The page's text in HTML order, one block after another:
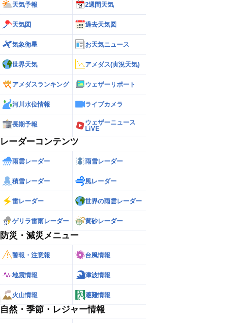
天気予報 2週間天気
天気図 過去天気図
気象衛星 お天気ニュース
世界天気 アメダス(実況天気)
アメダスランキング ウェザーリポート
河川水位情報 ライブカメラ
長期予報
ウェザーニュース
LiVE
レーダーコンテンツ
雨雲レーダー 雨雪レーダー
積雪レーダー 風レーダー
雷レーダー 世界の雨雲レーダー
ゲリラ雷雨レーダー 黄砂レーダー
防災・減災メニュー
警報・注意報 台風情報
地震情報 津波情報
火山情報 避難情報
自然・季節・レジャー情報